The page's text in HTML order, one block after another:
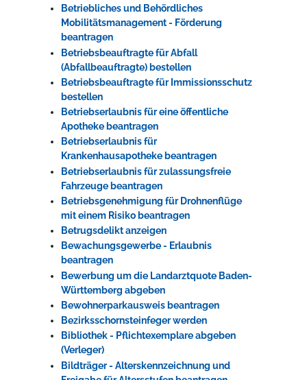
Betriebliches und Behördliches
Mobilitätsmanagement - Förderung
beantragen
Betriebsbeauftragte für Abfall
(Abfallbeauftragte) bestellen
Betriebsbeauftragte für Immissionsschutz
bestellen
Betriebserlaubnis für eine öffentliche
Apotheke beantragen
Betriebserlaubnis für
Krankenhausapotheke beantragen
Betriebserlaubnis für zulassungsfreie
Fahrzeuge beantragen
Betriebsgenehmigung für Drohnenflüge
mit einem Risiko beantragen
Betrugsdelikt anzeigen
Bewachungsgewerbe - Erlaubnis
beantragen
Bewerbung um die Landarztquote Baden-
Württemberg abgeben
Bewohnerparkausweis beantragen
Bezirksschornsteinfeger werden
Bibliothek - Pflichtexemplare abgeben
(Verleger)
Bildträger - Alterskennzeichnung und